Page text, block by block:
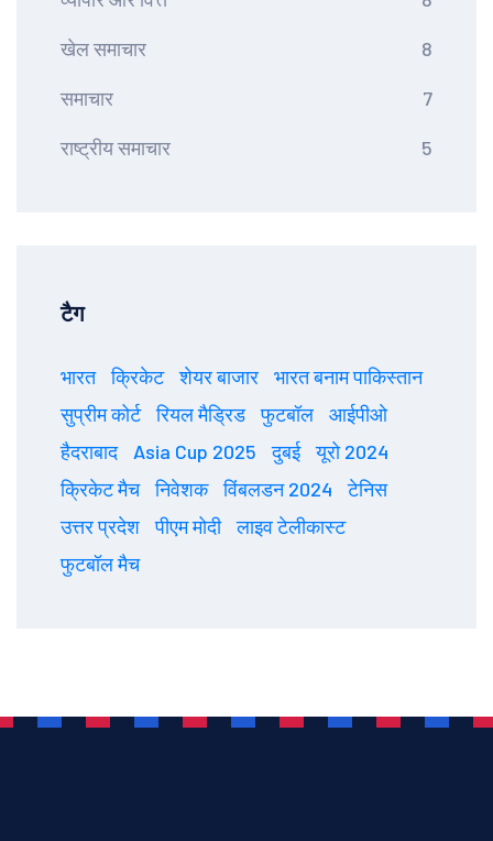
खेल समाचार 8
समाचार 7
राष्ट्रीय समाचार 5
टैग
भारत क्रिकेट शेयर बाजार
भारत बनाम पाकिस्तान
सुप्रीम कोर्ट
रियल मैड्रिड फुटबॉल
आईपीओ
हैदराबाद
Asia Cup 2025 दुबई
यूरो 2024
क्रिकेट मैच
निवेशक विंबलडन 2024
टेनिस
उत्तर प्रदेश
पीएम मोदी
लाइव टेलीकास्ट
फुटबॉल मैच